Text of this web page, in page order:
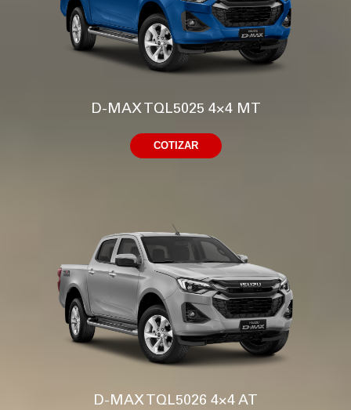
D-MAX TQL5025 4×4 MT
COTIZAR
D-MAX TQL5026 4×4 AT